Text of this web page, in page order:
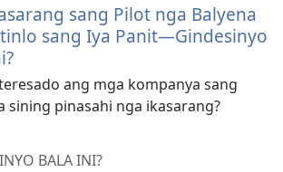
sang Pilot nga Balyena
sang Iya Panit​—Gindesinyo
ang mga kompanya sang
sining pinasahi nga ikasarang?
BALA INI?